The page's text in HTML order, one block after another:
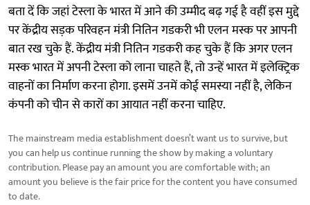
बता दें कि जहां टेस्ला के भारत में आने की उम्मीद बढ़ गई है वहीं इस मुद्दे
पर केंद्रीय सड़क परिवहन मंत्री नितिन गडकरी भी एलन मस्क पर आपनी
बात रख चुके हैं. केंद्रीय मंत्री नितिन गडकरी कह चुके हैं कि अगर एलन
मस्क भारत में अपनी टेस्ला को लाना चाहते हैं, तो उन्हें भारत में इलेक्ट्रिक
वाहनों का निर्माण करना होगा. इसमें उनमें कोई समस्या नहीं है, लेकिन
कंपनी को चीन से कारों का आयात नहीं करना चाहिए.
The mainstream media establishment doesn’t want us to survive, but
you can help us continue running the show by making a voluntary
contribution. Please pay an amount you are comfortable with; an
amount you believe is the fair price for the content you have consumed
to date.